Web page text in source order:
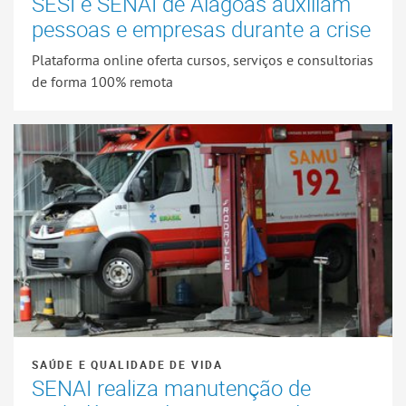
pessoas e empresas durante a crise
Plataforma online oferta cursos, serviços e consultorias
de forma 100% remota
SAÚDE E QUALIDADE DE VIDA
SENAI realiza manutenção de